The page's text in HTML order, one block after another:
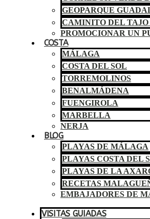
GEOPARQUE
CAMINITO DEL TAJO
PROMOCIONAR UN
COSTA
MÁLAGA
COSTA DEL SOL
TORREMOLINOS
BENALMÁDENA
FUENGIROLA
MARBELLA
NERJA
BLOG
PLAYAS DE MÁLAGA
PLAYAS COSTA DEL
PLAYAS DE LA
RECETAS
EMBAJADORES DE
VISITAS GUIADAS